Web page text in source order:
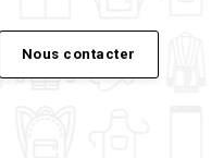
Nous contacter